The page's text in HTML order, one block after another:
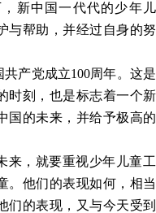
新中国一代代的少年儿
与帮助，并经过自身的努
产党成立100周年。这是
时刻，也是标志着一个新
国的未来，并给予极高的
来，就要重视少年儿童工
。他们的表现如何，相当
们的表现，又与今天受到